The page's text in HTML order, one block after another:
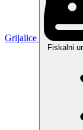
Grijalice
Fiskalni